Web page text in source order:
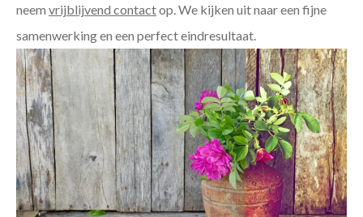
neem vrijblijvend contactop. We kijken uit naar een fijne
samenwerking en een perfect eindresultaat.